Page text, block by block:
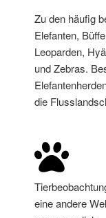
Zu den häufig
Elefanten,
Leoparden,
und Zebras.
die
eine andere